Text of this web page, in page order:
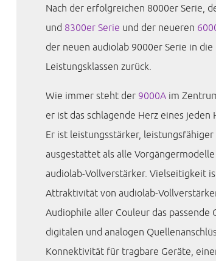
Nach der erfolgreichen 8000er Serie,
und 8300er Serie und der neueren
der neuen audiolab 9000er Serie in die
Leistungsklassen zurück.
Wie immer steht der 9000Aim
er ist das schlagende Herz eines jeden
Er ist leistungsstärker,
ausgestattet als alle
audiolab-Vollverstärker. Vielseitigkeit
Attraktivität von audiolab-
Audiophile aller Couleur das
digitalen und analogen
Konnektivität für tragbare Geräte,